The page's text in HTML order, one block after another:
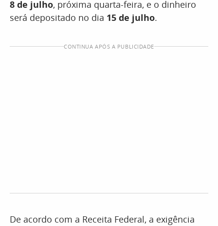
8 de julho, próxima quarta-feira, e o dinheiro
será depositado no dia 15 de julho.
CONTINUA APÓS A PUBLICIDADE
De acordo com a Receita Federal, a exigência